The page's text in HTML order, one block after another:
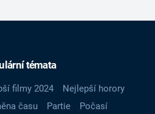
témata
filmy 2024
Nejlepší horory
času Partie
Počasí